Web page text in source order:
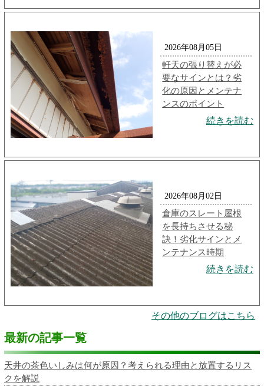
2026年08月05日
軒天の張り替えが必
要なサインとは？劣
化の原因とメンテナ
ンスのポイント
続きを読む
2026年08月02日
倉庫のスレート屋根
を長持ちさせる秘
訣！劣化サインとメ
ンテナンス時期
続きを読む
その他のブログはこちら
最新の記事一覧
天井の茶色いしみは何が原因？考えられる理由と放置するリス
クを解説